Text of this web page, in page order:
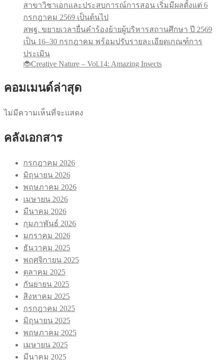
สาขาวิชาเอกและประสบการณ์การสอน เริ่มมีผลตั้งแต่ 6
กรกฎาคม 2569 เป็นต้นไป
สพฐ. ขยายเวลายื่นคำร้องย้ายผู้บริหารสถานศึกษา ปี 2569
เป็น 16–30 กรกฎาคม พร้อมปรับรายละเอียดเกณฑ์การ
ประเมิน
🐞Creative Nature – Vol.14: Amazing Insects
คอมเมนด์ล่าสุด
ไม่มีความเห็นที่จะแสดง
คลังเอกสาร
กรกฎาคม 2026
มิถุนายน 2026
พฤษภาคม 2026
เมษายน 2026
มีนาคม 2026
กุมภาพันธ์ 2026
มกราคม 2026
ธันวาคม 2025
พฤศจิกายน 2025
ตุลาคม 2025
กันยายน 2025
สิงหาคม 2025
กรกฎาคม 2025
มิถุนายน 2025
พฤษภาคม 2025
เมษายน 2025
มีนาคม 2025